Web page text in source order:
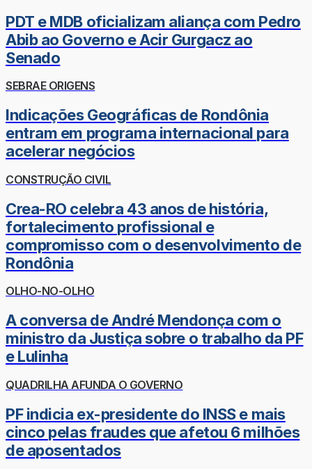
PDT e MDB oficializam aliança com Pedro
Abib ao Governo e Acir Gurgacz ao
Senado
SEBRAE ORIGENS
Indicações Geográficas de Rondônia
entram em programa internacional para
acelerar negócios
CONSTRUÇÃO CIVIL
Crea-RO celebra 43 anos de história,
fortalecimento profissional e
compromisso com o desenvolvimento de
Rondônia
OLHO-NO-OLHO
A conversa de André Mendonça com o
ministro da Justiça sobre o trabalho da PF
e Lulinha
QUADRILHA AFUNDA O GOVERNO
PF indicia ex-presidente do INSS e mais
cinco pelas fraudes que afetou 6 milhões
de aposentados